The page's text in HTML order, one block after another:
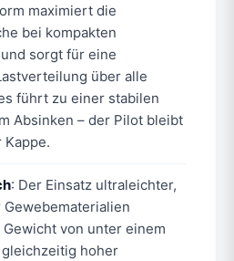
maximiert die
bei kompakten
sorgt für eine
über alle
führt zu einer stabilen
Absinken – der Pilot bleibt
: Der Einsatz ultraleichter,
von unter einem
hoher